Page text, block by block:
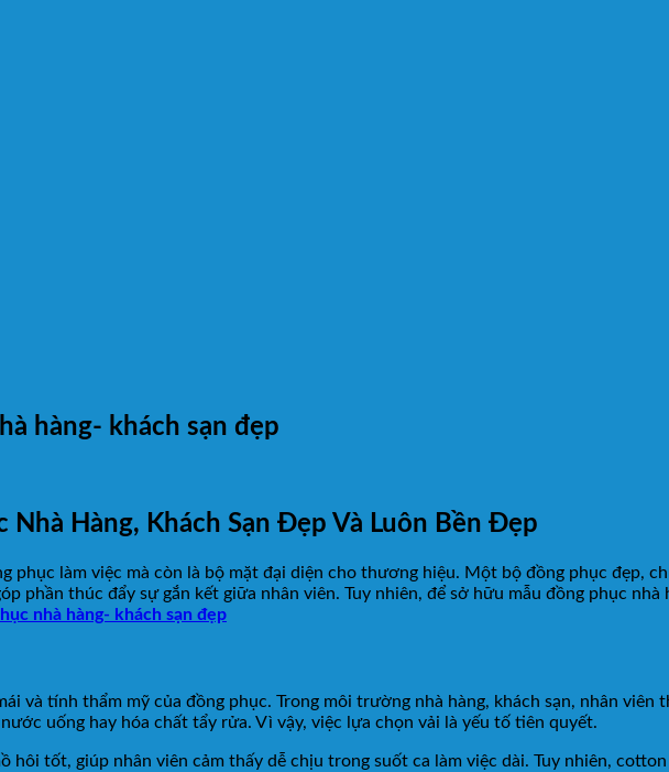
hàng- khách sạn đẹp
Hàng, Khách Sạn Đẹp Và Luôn Bền Đẹp
phục làm việc mà còn là bộ mặt đại diện cho thương hiệu. Một bộ đồng phục đẹp,
phần thúc đẩy sự gắn kết giữa nhân viên. Tuy nhiên, để sở hữu mẫu đồng phục nhà
nhà hàng- khách sạn đẹp
và tính thẩm mỹ của đồng phục. Trong môi trường nhà hàng, khách sạn, nhân viên
uống hay hóa chất tẩy rửa. Vì vậy, việc lựa chọn vải là yếu tố tiên quyết.
hôi tốt, giúp nhân viên cảm thấy dễ chịu trong suốt ca làm việc dài. Tuy nhiên,